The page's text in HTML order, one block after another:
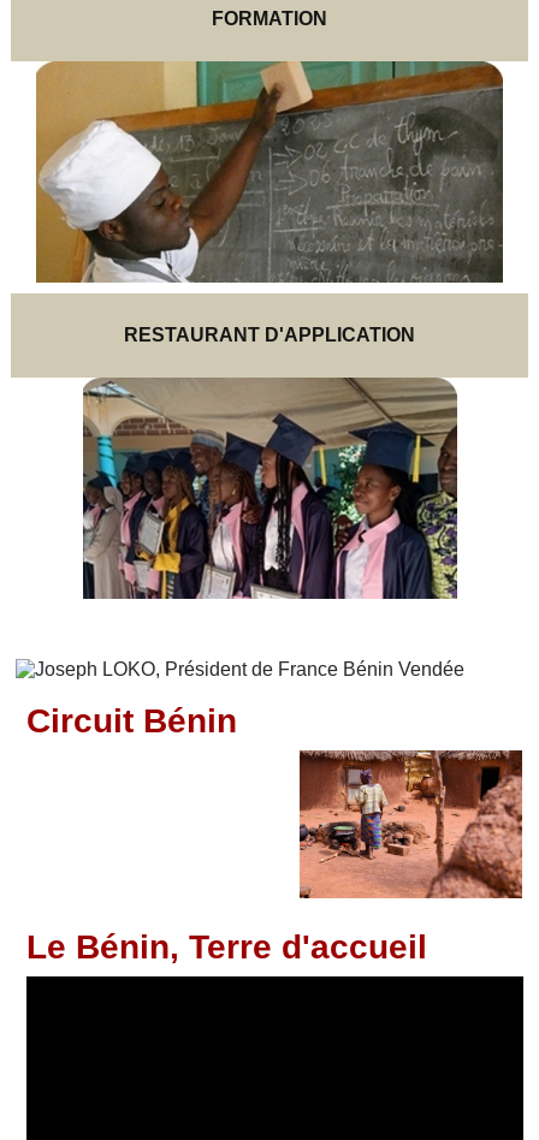
FORMATION
RESTAURANT D'APPLICATION
Circuit Bénin
Le Bénin,Terre d'accueil